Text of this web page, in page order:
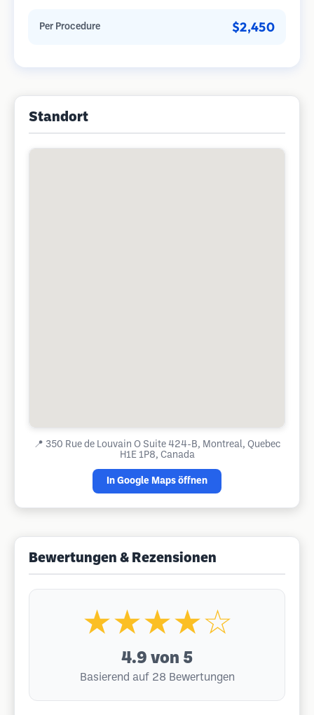
Per Procedure $2,450
Standort
📍 350 Rue de Louvain O Suite 424-B, Montreal, Quebec
H1E 1P8, Canada
In Google Maps öffnen
Bewertungen & Rezensionen
★★★★☆
4.9 von 5
Basierend auf 28 Bewertungen